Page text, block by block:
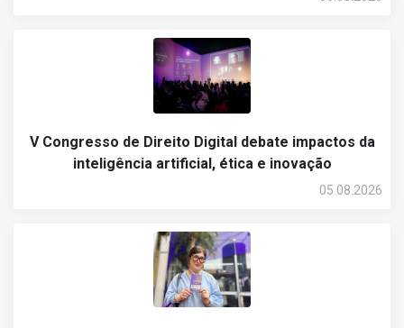
V Congresso de Direito Digital debate impactos da
inteligência artificial, ética e inovação
05.08.2026